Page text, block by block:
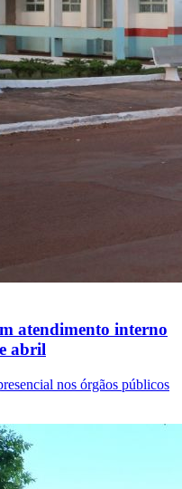
atendimento interno
abril
nos órgãos públicos